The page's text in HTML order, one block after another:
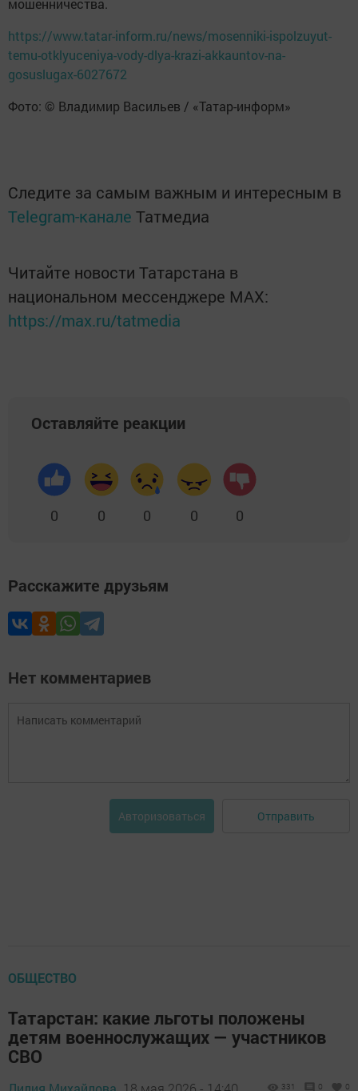
мошенничества.
https://www.tatar-inform.ru/news/mosenniki-ispolzuyut-
temu-otklyuceniya-vody-dlya-krazi-akkauntov-na-
gosuslugax-6027672
Фото: © Владимир Васильев / «Татар-информ»
Следите за самым важным и интересным в
Telegram-канале Татмедиа
Читайте новости Татарстана в
национальном мессенджере MАХ:
https://max.ru/tatmedia
Оставляйте реакции
0 0 0 0 0
Расскажите друзьям
Нет комментариев
Авторизоваться Отправить
ОБЩЕСТВО
Татарстан: какие льготы положены
детям военнослужащих — участников
СВО
331 0 0